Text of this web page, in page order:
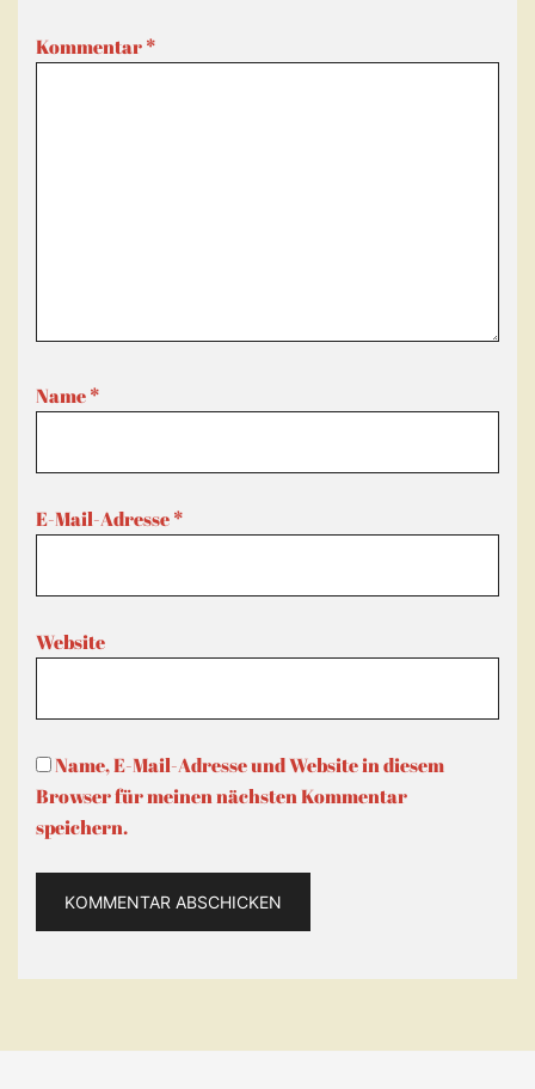
Kommentar*
Name*
E-Mail-Adresse*
Website
Name, E-Mail-Adresse und Website in diesem
Browser für meinen nächsten Kommentar
speichern.